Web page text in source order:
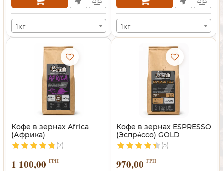
1кг 1кг
Кофе в зернах Africa
(Африка)
(7)
1 100,00 ГРН
Кофе в зернах ESPRESSO
(Эспре́ссо) GOLD
(5)
970,00 ГРН